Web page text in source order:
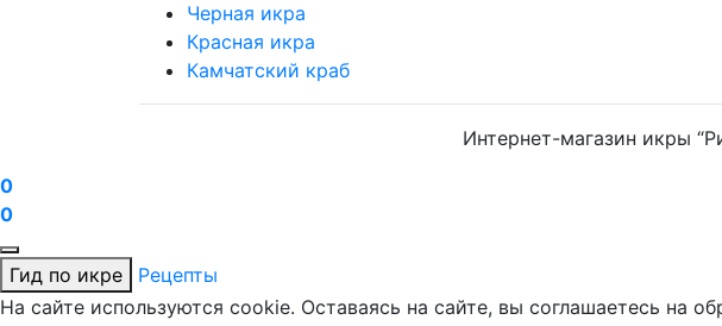
Черная икра
Красная икра
Камчатский краб
Интернет-магазин икры
0
0
Гид по икре
Рецепты
На сайте используются cookie. Оставаясь на сайте, вы соглашаетесь на